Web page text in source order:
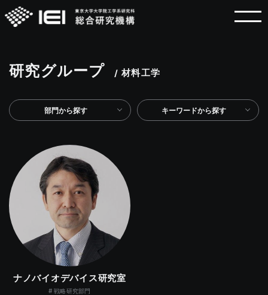
研究グループ / 材料工学
ナノバイオデバイス研究室
戦略研究部門